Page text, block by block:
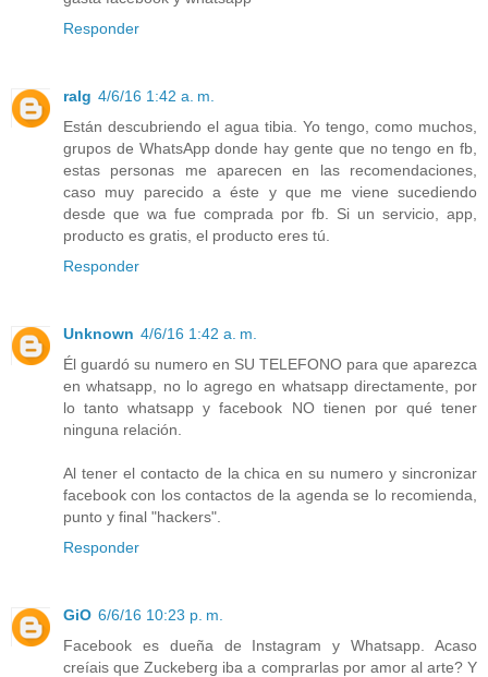
Responder
ralg 4/6/16 1:42 a. m.
Están descubriendo el agua tibia. Yo tengo, como muchos,
grupos de WhatsApp donde hay gente que no tengo en fb,
estas personas me aparecen en las recomendaciones,
caso muy parecido a éste y que me viene sucediendo
desde que wa fue comprada por fb. Si un servicio, app,
producto es gratis, el producto eres tú.
Responder
Unknown 4/6/16 1:42 a. m.
Él guardó su numero en SU TELEFONO para que aparezca
en whatsapp, no lo agrego en whatsapp directamente, por
lo tanto whatsapp y facebook NO tienen por qué tener
ninguna relación.
Al tener el contacto de la chica en su numero y sincronizar
facebook con los contactos de la agenda se lo recomienda,
punto y final "hackers".
Responder
GiO 6/6/16 10:23 p. m.
Facebook es dueña de Instagram y Whatsapp. Acaso
creíais que Zuckeberg iba a comprarlas por amor al arte? Y